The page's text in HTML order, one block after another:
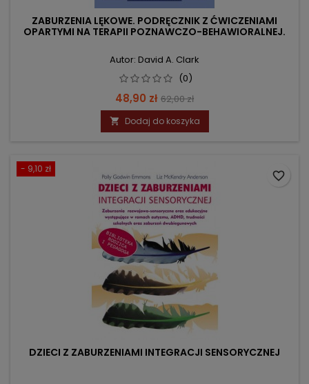
ZABURZENIA LĘKOWE. PODRĘCZNIK Z ĆWICZENIAMI
OPARTYMI NA TERAPII POZNAWCZO-BEHAWIORALNEJ.
Autor: David A. Clark
(0)
Cena
48,90 zł Cena
podstawowa
62,00 zł
 Dodaj do koszyka
- 9,10 zł
DZIECI Z ZABURZENIAMI INTEGRACJI SENSORYCZNEJ
favorite_border